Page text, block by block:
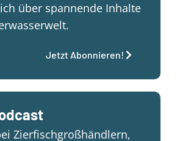
über spannende Inhalte
Jetzt Abonnieren!
Zierfischgroßhändlern,